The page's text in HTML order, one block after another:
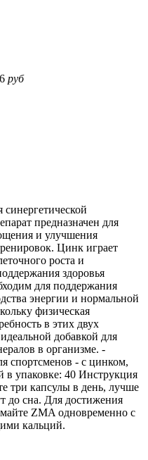
руб
предназначен для
и улучшения
Цинк играет
роста и
здоровья
для поддержания
энергии и нормальной
физическая
в этих двух
добавкой для
в организме. -
спортсменов - с цинком,
упаковке: 40 Инструкция
капсулы в день, лучше
до сна. Для достижения
ZMA одновременно с
кальций.